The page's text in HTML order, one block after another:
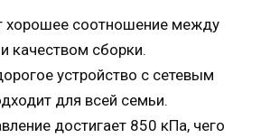
хорошее соотношение между
качеством сборки.
устройство с сетевым
для всей семьи.
достигает 850 кПа, чего